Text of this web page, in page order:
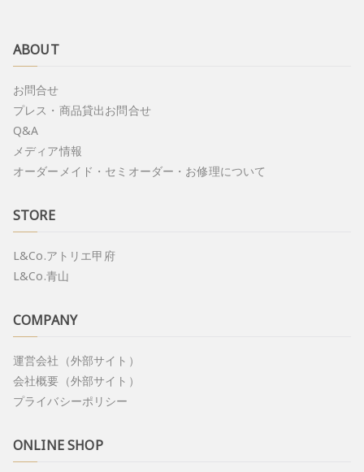
ABOUT
お問合せ
プレス・商品貸出お問合せ
Q&A
メディア情報
オーダーメイド・セミオーダー・お修理について
STORE
L&Co.アトリエ甲府
L&Co.青山
COMPANY
運営会社（外部サイト）
会社概要（外部サイト）
プライバシーポリシー
ONLINE SHOP